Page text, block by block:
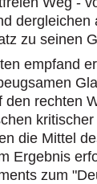
zu seinen
empfand
den rechten
die Mittel
Ergebnis
zum